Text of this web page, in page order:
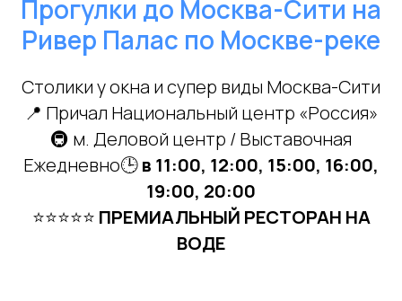
Прогулки до Москва-Сити на
Ривер Палас по Москве-реке
Столики у окна и супер виды Москва-Сити
📍 Причал Национальный центр «Россия»
🚇 м. Деловой центр / Выставочная
Ежедневно🕒в 11:00, 12:00, 15:00, 16:00,
19:00, 20:00
⭐⭐⭐⭐⭐ ПРЕМИАЛЬНЫЙ РЕСТОРАН НА
ВОДЕ